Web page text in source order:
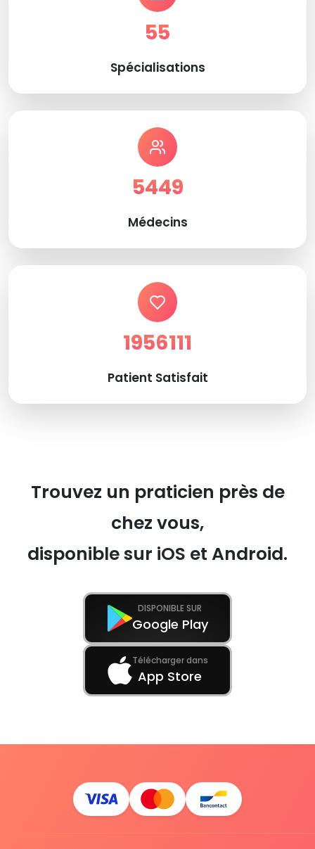
55
Spécialisations
5449
Médecins
1956111
Patient Satisfait
Trouvez un praticien près de
chez vous,
disponible sur iOS et Android.
DISPONIBLE SUR
Google Play
Télécharger dans
App Store